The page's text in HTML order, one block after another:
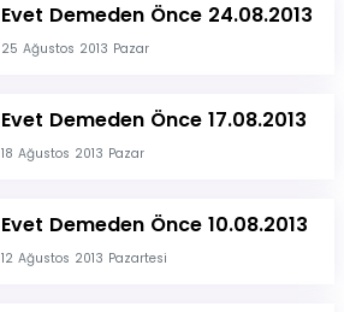
Evet Demeden Önce 24.08.2013
25 Ağustos 2013 Pazar
Evet Demeden Önce 17.08.2013
18 Ağustos 2013 Pazar
Evet Demeden Önce 10.08.2013
12 Ağustos 2013 Pazartesi